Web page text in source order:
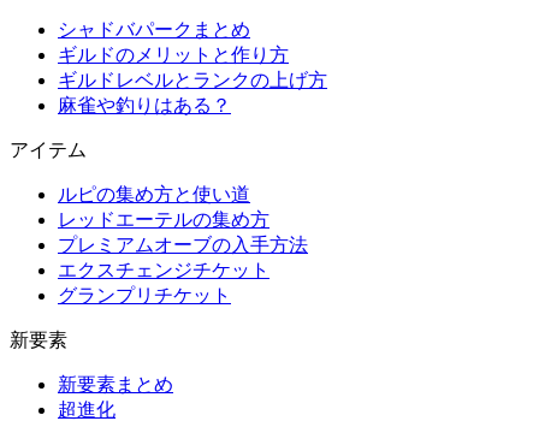
シャドバパークまとめ
ギルドのメリットと作り方
ギルドレベルとランクの上げ方
麻雀や釣りはある？
アイテム
ルピの集め方と使い道
レッドエーテルの集め方
プレミアムオーブの入手方法
エクスチェンジチケット
グランプリチケット
新要素
新要素まとめ
超進化